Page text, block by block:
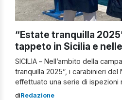
“Estate tranquilla
tappeto in Sicilia e
SICILIA – Nell’ambito della
tranquilla 2025”, i carabinieri del
effettuato una serie di ispezioni
Palermo, Trapani, Agrigento e
diRedazione